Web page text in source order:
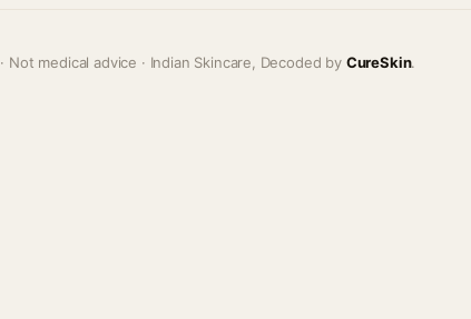
· Not medical advice · Indian Skincare, Decoded by CureSkin.